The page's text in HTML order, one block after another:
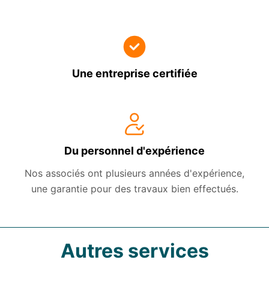
Une entreprise certifiée
Du personnel d'expérience
Nos associés ont plusieurs années d'expérience,
une garantie pour des travaux bien effectués.
Autres services